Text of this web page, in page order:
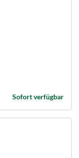
Sofort verfügbar